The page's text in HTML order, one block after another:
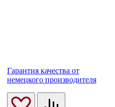
Гарантия качества от
немецкого производителя